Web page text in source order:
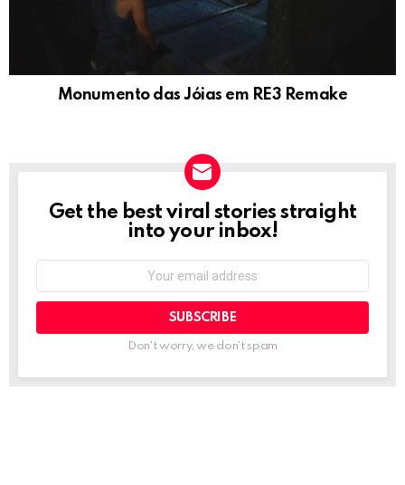
Monumento das Jóias em RE3 Remake
NEWSLETTER
Get the best viral stories straight
into your inbox!
Don't worry, we don't spam